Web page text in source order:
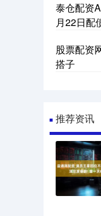
泰仓配资
月22日配
股票配资
搭子
推荐资讯